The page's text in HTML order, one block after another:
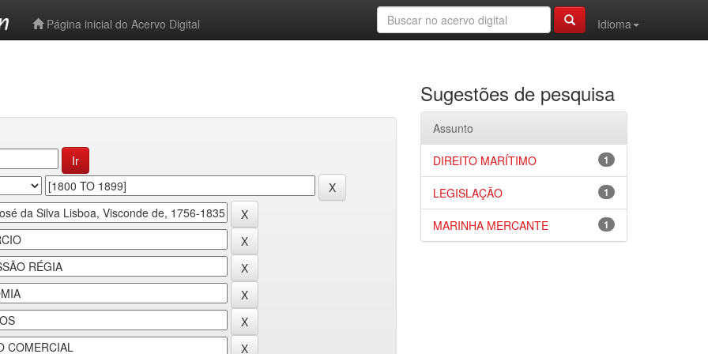
Página inicial do Acervo Digital
Idioma
Sugestões de pesquisa
Assunto
1
DIREITO MARÍTIMO
1
LEGISLAÇÃO
1
MARINHA MERCANTE